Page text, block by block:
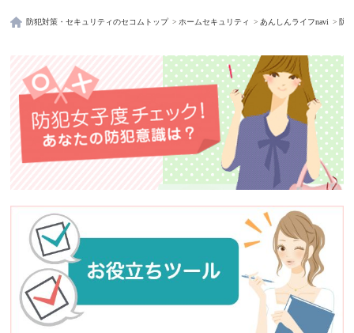
防犯対策・セキュリティのセコムトップ ホームセキュリティ あんしんライフnavi 防